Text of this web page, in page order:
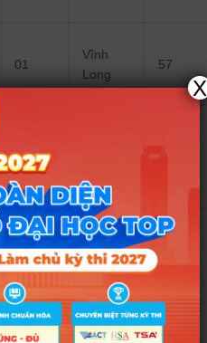
01
Vĩnh
Long
57
01 57
01
Vĩnh
Long
X